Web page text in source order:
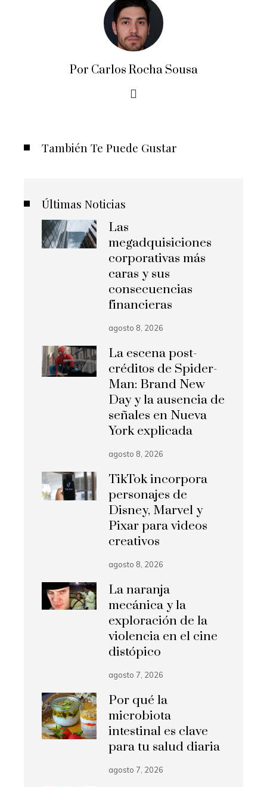
Por Carlos Rocha Sousa
También Te Puede Gustar
Últimas Noticias
Las
megadquisiciones
corporativas más
caras y sus
consecuencias
financieras
agosto 8, 2026
La escena post-
créditos de Spider-
Man: Brand New
Day y la ausencia de
señales en Nueva
York explicada
agosto 8, 2026
TikTok incorpora
personajes de
Disney, Marvel y
Pixar para videos
creativos
agosto 8, 2026
La naranja
mecánica y la
exploración de la
violencia en el cine
distópico
agosto 7, 2026
Por qué la
microbiota
intestinal es clave
para tu salud diaria
agosto 7, 2026